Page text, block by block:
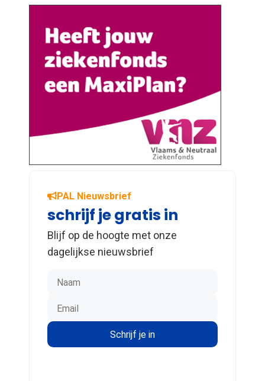
PAL Nieuwsbrief
schrijf je gratis in
Blijf op de hoogte met onze
dagelijkse nieuwsbrief